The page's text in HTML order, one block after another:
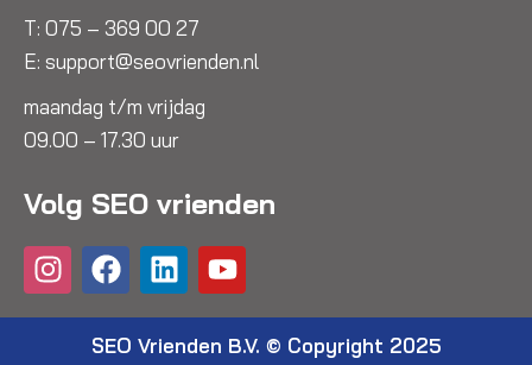
T: 075 – 369 00 27
E: support@seovrienden.nl
maandag t/m vrijdag
09.00 – 17.30 uur
Volg SEO vrienden
I
n
s
F
a
c
e
L
i
n
k
Y
o
u
t
SEO Vrienden B.V. © Copyright 2025